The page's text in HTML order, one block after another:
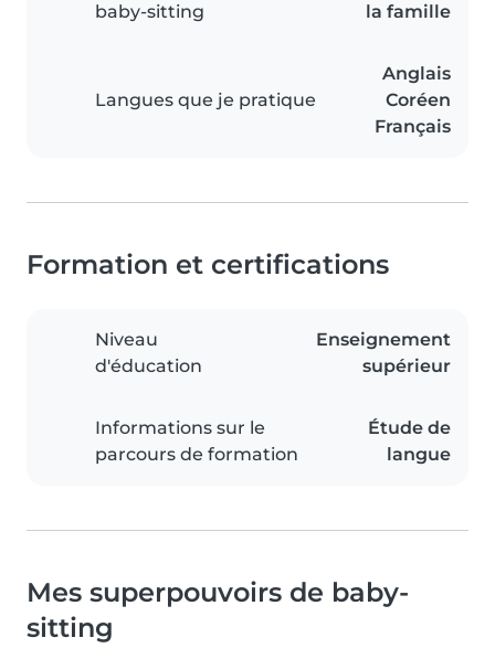
baby-sitting
la famille
Langues que je pratique
Anglais
Coréen
Français
Formation et certifications
Niveau
d'éducation
Enseignement
supérieur
Informations sur le
parcours de formation
Étude de
langue
Mes superpouvoirs de baby-
sitting